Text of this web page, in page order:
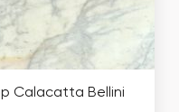
Calacatta Bellini